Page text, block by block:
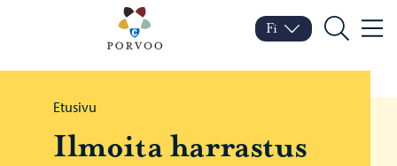
Aitta – Siirry kotisivulle
Vaihda kieltä
Nykyinen kieli: Suomi
Fi
Hae
Selaa:
Etusivu
Il­moi­ta har­ras­tus